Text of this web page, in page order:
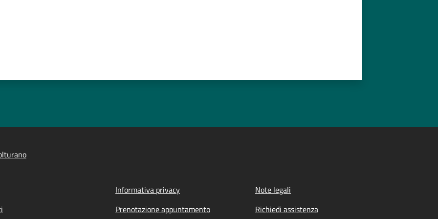
Informativa privacy
Note legali
Prenotazione appuntamento Richiedi assistenza